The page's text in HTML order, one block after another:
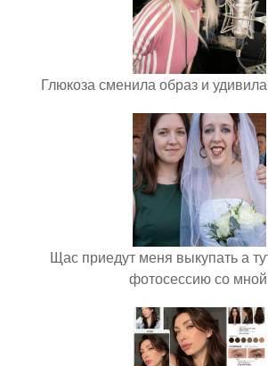
Глюкоза сменила образ и
Щас приедут меня выкупать а
фотосессию со